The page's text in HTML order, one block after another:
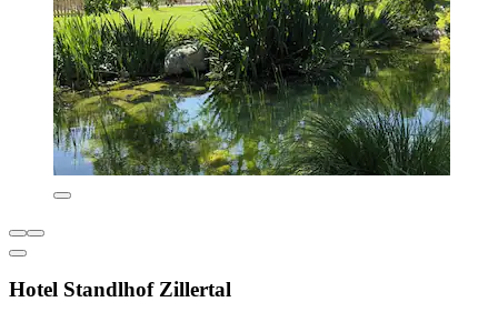
Hotel Standlhof Zillertal